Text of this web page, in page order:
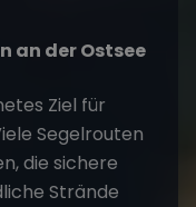
an der Ostsee
Ziel für
Segelrouten
die sichere
Strände